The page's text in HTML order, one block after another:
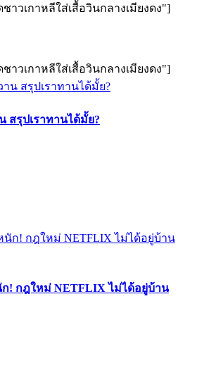
าวเกาหลีใส่เสื้อวินกลางเมียงดง"]
าวเกาหลีใส่เสื้อวินกลางเมียงดง"]
สรุปเราทานได้มั้ย?
! กฎใหม่ NETFLIX ไม่ได้อยู่บ้าน